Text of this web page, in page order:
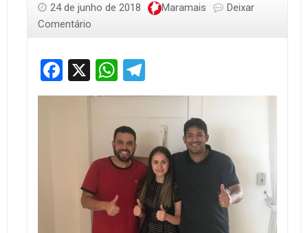
24 de junho de 2018 Maramais
Deixar
Comentário
Facebook
X WhatsApp